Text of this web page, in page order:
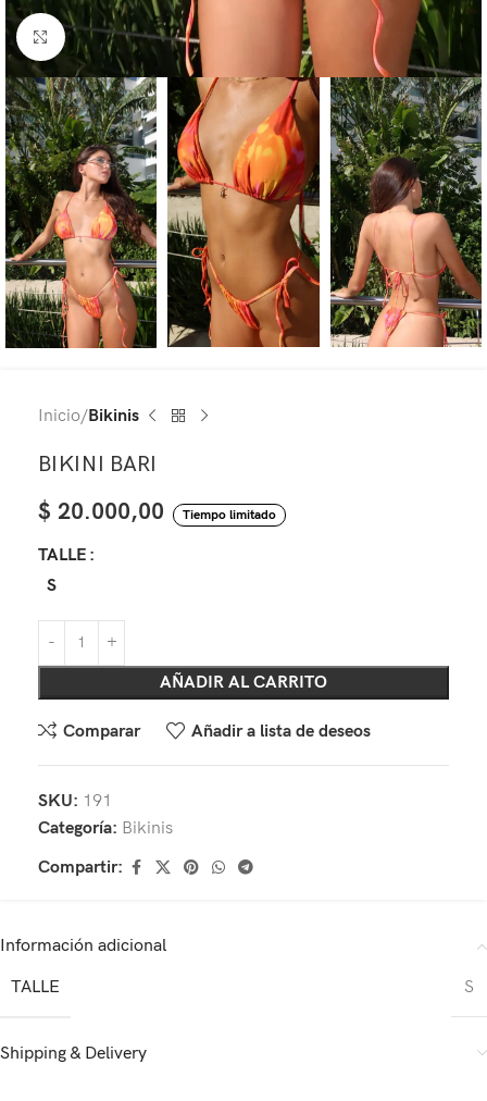
Haga Click para agrandar
Inicio Bikinis
BIKINI BARI
$ 20.000,00 Tiempo limitado
TALLE
S
AÑADIR AL CARRITO
Comparar Añadir a lista de deseos
SKU: 191
Categoría: Bikinis
Compartir:
Información adicional
TALLE
S
Shipping & Delivery